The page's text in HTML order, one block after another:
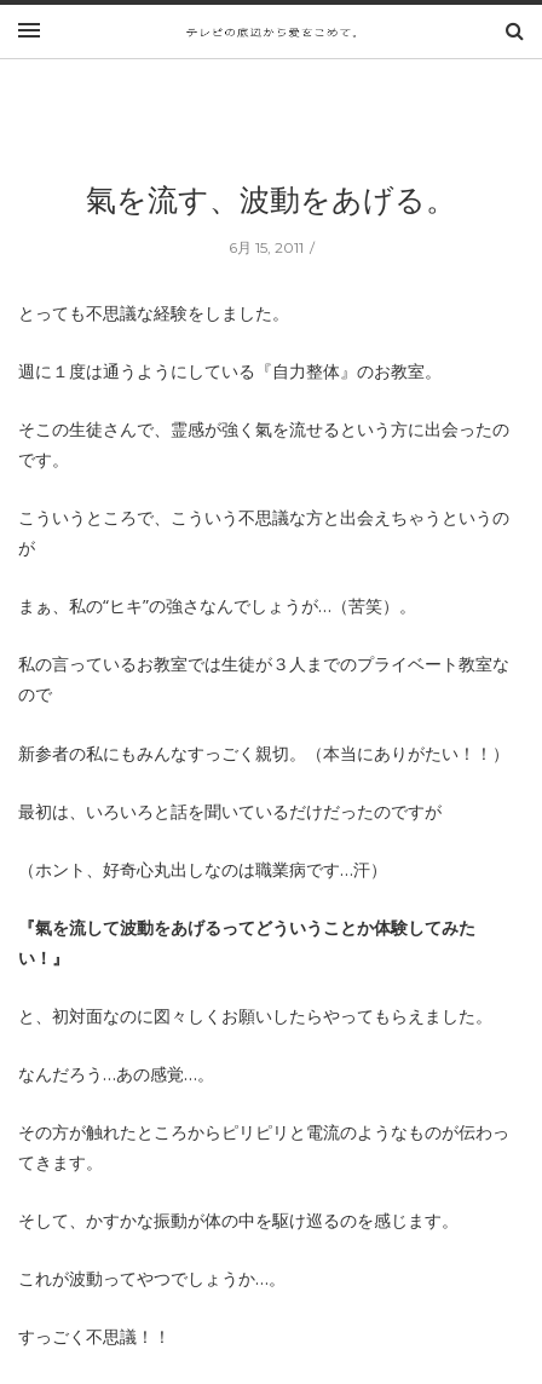
氣を流す、波動をあげる。
6月 15, 2011
とっても不思議な経験をしました。
週に１度は通うようにしている『自力整体』のお教室。
そこの生徒さんで、霊感が強く氣を流せるという方に出会ったの
です。
こういうところで、こういう不思議な方と出会えちゃうというの
が
まぁ、私の“ヒキ”の強さなんでしょうが…（苦笑）。
私の言っているお教室では生徒が３人までのプライベート教室な
ので
新参者の私にもみんなすっごく親切。（本当にありがたい！！）
最初は、いろいろと話を聞いているだけだったのですが
（ホント、好奇心丸出しなのは職業病です…汗）
『氣を流して波動をあげるってどういうことか体験してみた
い！』
と、初対面なのに図々しくお願いしたらやってもらえました。
なんだろう…あの感覚…。
その方が触れたところからピリピリと電流のようなものが伝わっ
てきます。
そして、かすかな振動が体の中を駆け巡るのを感じます。
これが波動ってやつでしょうか…。
すっごく不思議！！